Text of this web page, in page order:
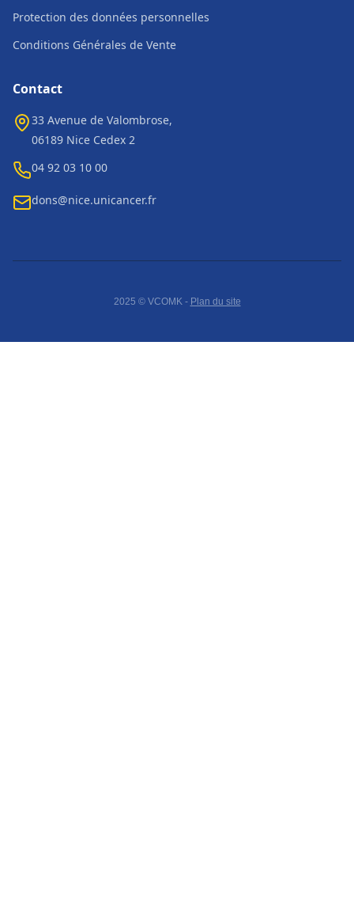
Protection des données personnelles
Conditions Générales de Vente
Contact
33 Avenue de Valombrose,
06189 Nice Cedex 2
04 92 03 10 00
dons@nice.unicancer.fr
2025 © VCOMK - Plan du site